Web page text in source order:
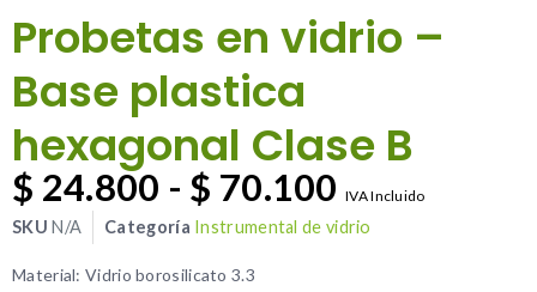
Probetas en vidrio –
Base plastica
hexagonal Clase B
$ 24.800 - $ 70.100 IVA Incluido
SKUN/A Categoría Instrumental de vidrio
Material: Vidrio borosilicato 3.3